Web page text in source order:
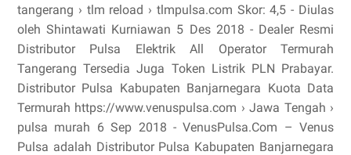
tangerang › tlm reload › tlmpulsa.com Skor: 4,5 - ‎Diulas
oleh Shintawati Kurniawan 5 Des 2018 - Dealer Resmi
Distributor Pulsa Elektrik All Operator Termurah
Tangerang Tersedia Juga Token Listrik PLN Prabayar.
Distributor Pulsa Kabupaten Banjarnegara Kuota Data
Termurah https://www.venuspulsa.com › Jawa Tengah ›
pulsa murah 6 Sep 2018 - VenusPulsa.Com – Venus
Pulsa adalah Distributor Pulsa Kabupaten Banjarnegara